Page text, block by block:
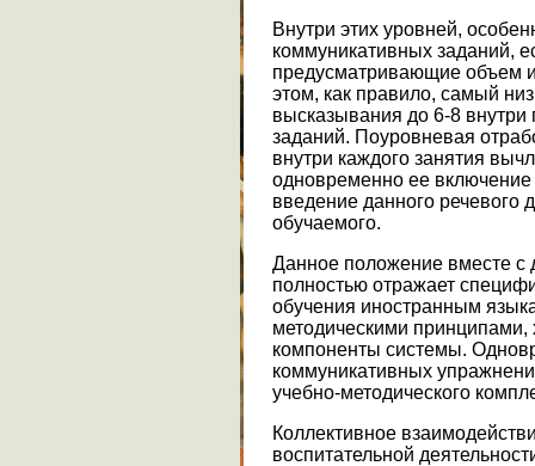
Внутри этих уровней,
коммуникативных заданий,
предусматривающие объем
этом, как правило, самый
высказывания до 6-8
заданий. Поуровневая
внутри каждого занятия
одновременно ее включение
введение данного речевого
обучаемого.
Данное положение вместе с
полностью отражает
обучения иностранным
методическими
компоненты системы.
коммуникативных
учебно-методического
Коллективное
воспитательной